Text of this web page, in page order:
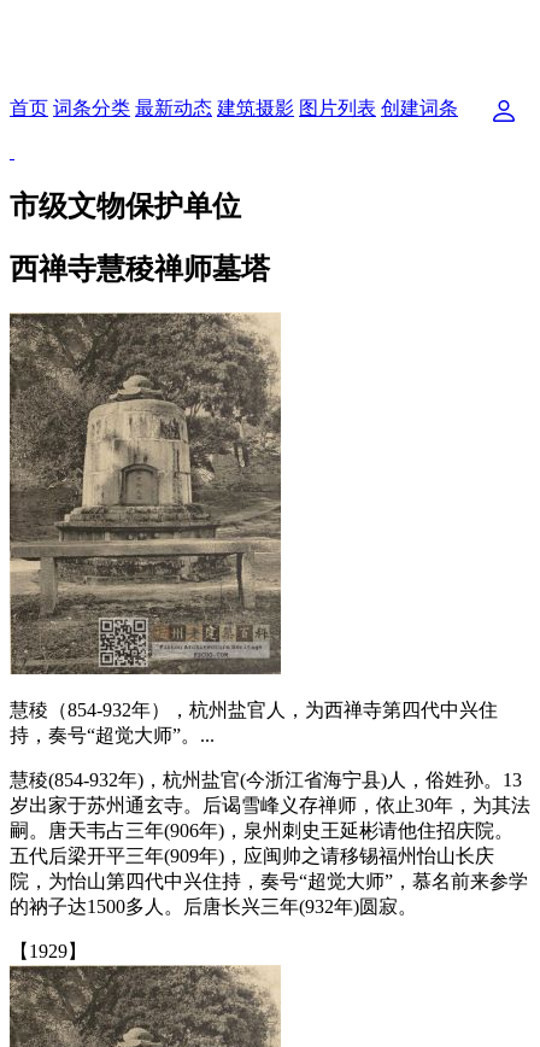
首页 词条分类 最新动态 建筑摄影 图片列表 创建词条
市级文物保护单位
西禅寺慧稜禅师墓塔
慧稜（854-932年），杭州盐官人，为西禅寺第四代中兴住
持，奏号“超觉大师”。...
慧稜(854-932年)，杭州盐官(今浙江省海宁县)人，俗姓孙。13
岁出家于苏州通玄寺。后谒雪峰义存禅师，依止30年，为其法
嗣。唐天韦占三年(906年)，泉州刺史王延彬请他住招庆院。
五代后梁开平三年(909年)，应闽帅之请移锡福州怡山长庆
院，为怡山第四代中兴住持，奏号“超觉大师”，慕名前来参学
的衲子达1500多人。后唐长兴三年(932年)圆寂。
【1929】